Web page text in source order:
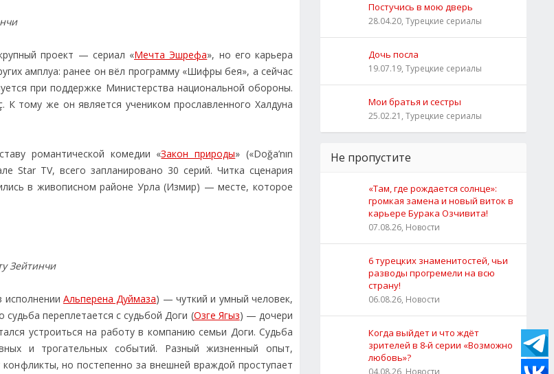
проект — сериал «Мечта Эшрефа», но его карьера
амплуа: ранее он вёл программу «Шифры бея», а сейчас
при поддержке Министерства национальной обороны.
К тому же он является учеником прославленного Халдуна
романтической комедии «Закон природы» («Doğa’nın
Star TV, всего запланировано 30 серий. Читка сценария
в живописном районе Урла (Измир) — месте, которое
Зейтинчи
исполнении Альперена Дуймаза) — чуткий и умный человек,
переплетается с судьбой Доги (Озге Ягыз) — дочери
устроиться на работу в компанию семьи Доги. Судьба
и трогательных событий. Разный жизненный опыт,
но постепенно за внешней враждой проступает
Постучись в мою дверь
28.04.20, Турецкие сериалы
Дочь посла
19.07.19, Турецкие сериалы
Мои братья и сестры
25.02.21, Турецкие сериалы
Не пропустите
«Там, где рождается солнце»:
громкая замена и новый виток в
карьере Бурака Озчивита!
07.08.26, Новости
6 турецких знаменитостей, чьи
разводы прогремели на всю
страну!
06.08.26, Новости
Когда выйдет и что ждёт
зрителей в 8-й серии «Возможно
любовь»?
04.08.26, Новости